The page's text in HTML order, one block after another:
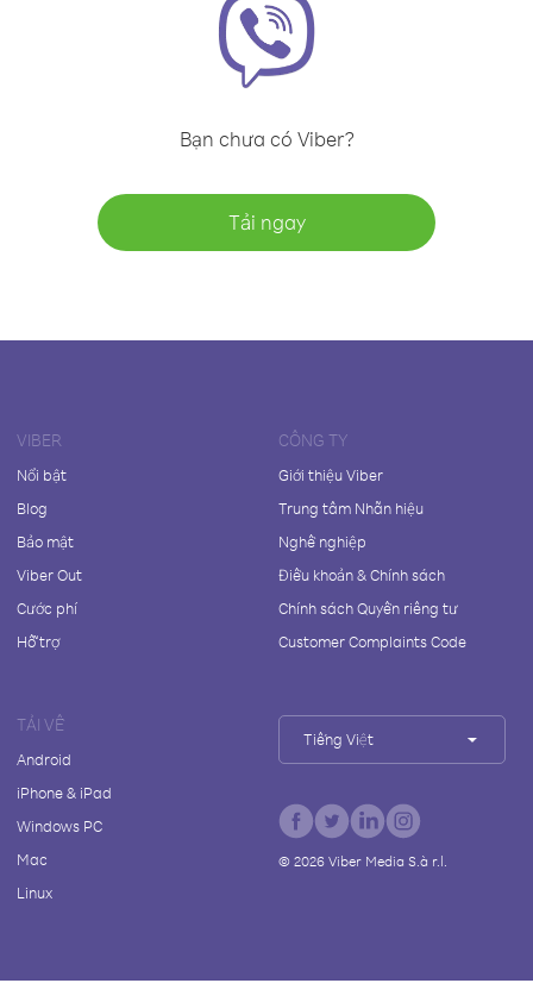
Bạn chưa có Viber?
Tải ngay
VIBER
Nổi bật
Blog
Bảo mật
Viber Out
Cước phí
Hỗ trợ
CÔNG TY
Giới thiệu Viber
Trung tâm Nhãn hiệu
Nghề nghiệp
Điều khoản & Chính sách
Chính sách Quyền riêng tư
Customer Complaints Code
TẢI VỀ
Android
iPhone & iPad
Windows PC
Mac
Linux
Tiếng Việt
© 2026Viber Media S.à r.l.